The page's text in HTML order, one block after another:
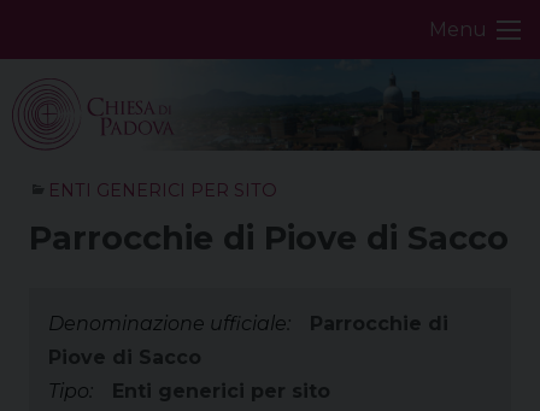
Menu
ENTI GENERICI PER SITO
Parrocchie di Piove di Sacco
Denominazione ufficiale:
Parrocchie di
Piove di Sacco
Tipo:
Enti generici per sito